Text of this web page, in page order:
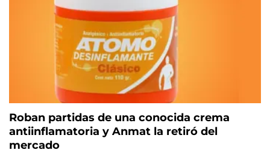
Roban partidas de una conocida crema
antiinflamatoria y Anmat la retiró del
mercado